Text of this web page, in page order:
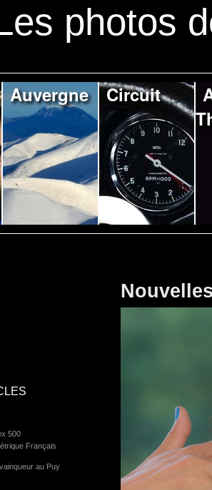
photos
Auvergne Circuit
500
Français
au Puy